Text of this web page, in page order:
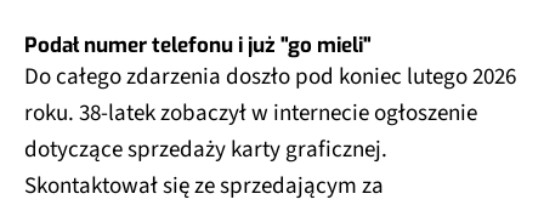
Podał numer telefonu i już "go mieli"
Do całego zdarzenia doszło pod koniec lutego 2026
roku. 38-latek zobaczył w internecie ogłoszenie
dotyczące sprzedaży karty graficznej.
Skontaktował się ze sprzedającym za